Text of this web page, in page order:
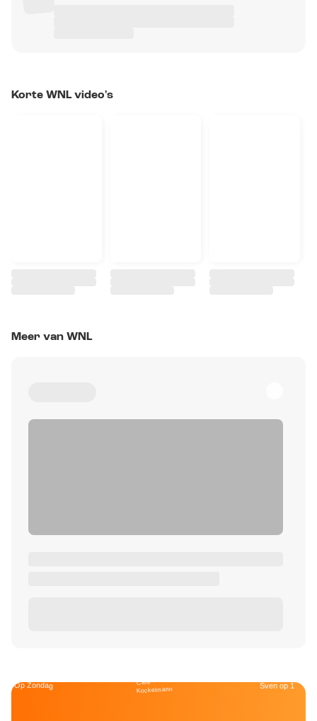
Korte WNL video's
Meer van WNL
Op Zondag Café
Kockelmann Sven op 1